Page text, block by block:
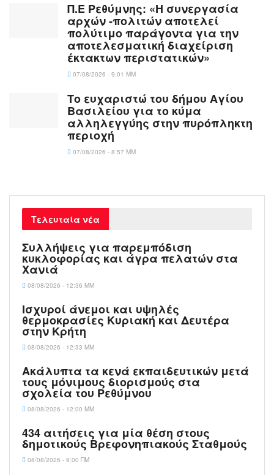
Π.Ε Ρεθύμνης: «Η συνεργασία
αρχών -πολιτών αποτελεί
πολύτιμο παράγοντα για την
αποτελεσματική διαχείριση
έκτακτων περιστατικών»
07/08/2026 - 9:01 ΜΜ
Το ευχαριστώ του δήμου Αγίου
Βασιλείου για το κύμα
αλληλεγγύης στην πυρόπληκτη
περιοχή
07/08/2026 - 8:57 ΜΜ
Τελευταία νέα
Συλλήψεις για παρεμπόδιση
κυκλοφορίας και άγρα πελατών στα
Χανιά
08/08/2026 - 12:36 ΜΜ
Ισχυροί άνεμοι και υψηλές
θερμοκρασίες Κυριακή και Δευτέρα
στην Κρήτη
08/08/2026 - 12:33 ΜΜ
Ακάλυπτα τα κενά εκπαιδευτικών μετά
τους μόνιμους διορισμούς στα
σχολεία του Ρεθύμνου
08/08/2026 - 12:00 ΜΜ
434 αιτήσεις για μία θέση στους
δημοτικούς Βρεφονηπιακούς Σταθμούς
08/08/2026 - 9:00 ΠΜ